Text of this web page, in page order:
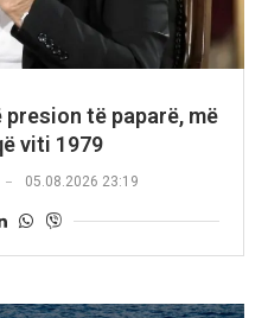
të paparë, më
viti 1979
05.08.2026 23:19